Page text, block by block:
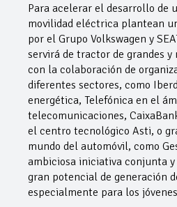
Para acelerar el desarrollo de
movilidad eléctrica plantean
por el Grupo Volkswagen y
servirá de tractor de grandes y
con la colaboración de
diferentes sectores, como
energética, Telefónica en el
telecomunicaciones,
el centro tecnológico Asti, o
mundo del automóvil, como
ambiciosa iniciativa conjunta
gran potencial de generación
especialmente para los